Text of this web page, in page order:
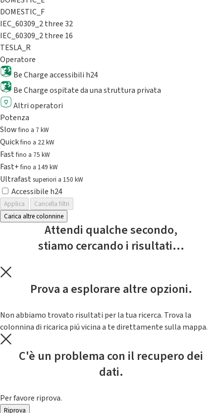
DOMESTIC_F
IEC_60309_2 three 32
IEC_60309_2 three 16
TESLA_R
Operatore
Be Charge accessibili h24
Be Charge ospitate da una struttura privata
Altri operatori
Potenza
Slowfino a 7 kW
Quickfino a 22 kW
Fastfino a 75 kW
Fast+fino a 149 kW
Ultrafast superiori a 150 kW
Accessibile h24
Applica
Cancella filtri
Carica altre colonnine
Attendi qualche secondo,
stiamo cercando i risultati...
Prova a esplorare altre opzioni.
Non abbiamo trovato risultati per la tua ricerca. Trova la
colonnina di ricarica piú vicina a te direttamente sulla mappa.
C'è un problema con il recupero dei
dati.
Per favore riprova.
Riprova